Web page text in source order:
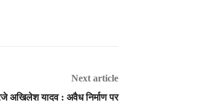
Next article
अखिलेश यादव : अवैध निर्माण पर